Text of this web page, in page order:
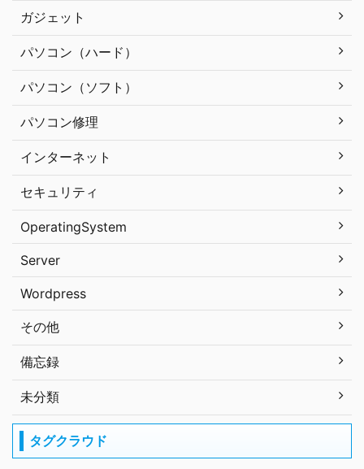
ガジェット
パソコン（ハード）
パソコン（ソフト）
パソコン修理
インターネット
セキュリティ
OperatingSystem
Server
Wordpress
その他
備忘録
未分類
タグクラウド